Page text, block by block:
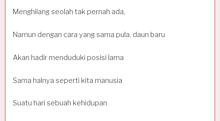
Menghilang seolah tak pernah ada,
Namun dengan cara yang sama pula, daun baru
Akan hadir menduduki posisi lama
Sama halnya seperti kita manusia
Suatu hari sebuah kehidupan